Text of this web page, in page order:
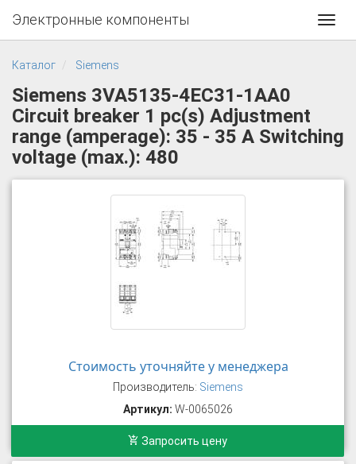
Электронные компоненты
Каталог Siemens
Siemens 3VA5135-4EC31-1AA0
Circuit breaker 1 pc(s) Adjustment
range (amperage): 35 - 35 A Switching
voltage (max.): 480
Стоимость уточняйте у менеджера
Производитель: Siemens
Артикул: W-0065026
Запросить цену